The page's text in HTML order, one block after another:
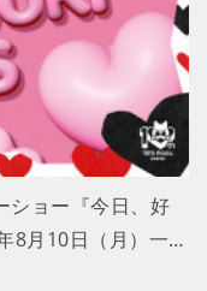
ショー『今日、好
8月10日（月）一…